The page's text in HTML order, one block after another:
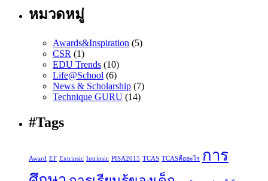
หมวดหมู่
Awards&Inspiration (5)
CSR (1)
EDU Trends (10)
Life@School (6)
News & Scholarship (7)
Technique GURU (14)
#Tags
Award EF Extrinsic Intrinsic PISA2015 TCAS TCASคืออะไร การ